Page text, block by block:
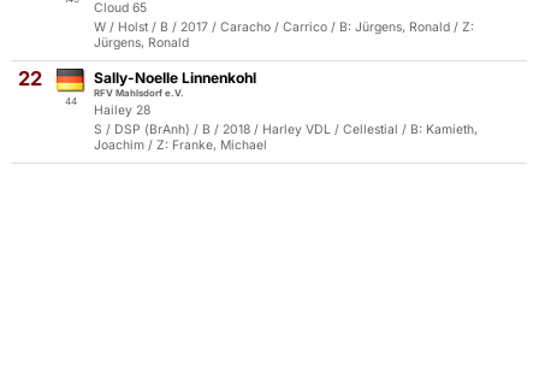
Cloud 65
W / Holst / B / 2017 / Caracho / Carrico / B: Jürgens, Ronald / Z:
Jürgens, Ronald
22
44
Sally-Noelle Linnenkohl
RFV Mahlsdorf e.V.
Hailey 28
S / DSP (BrAnh) / B / 2018 / Harley VDL / Cellestial / B: Kamieth,
Joachim / Z: Franke, Michael